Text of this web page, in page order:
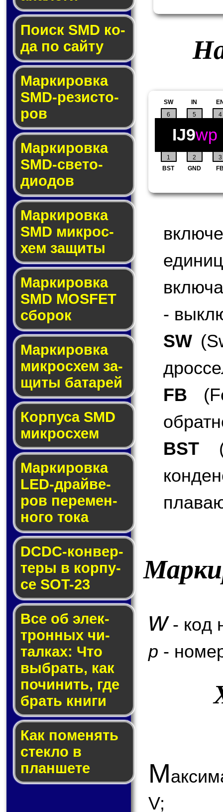
Поиск SMD ко­
да по сай­ту
Маркировка
SMD-ре­зис­то­
ров
Маркировка
SMD-све­то­
дио­дов
Мар­ки­ров­ка
SMD мик­рос­
хем защиты
Мар­ки­ров­ка
SMD MOSFET
сбо­рок
Мар­ки­ров­ка
мик­ро­схем за­
щи­ты ба­та­рей
Корпуса SMD
мик­ро­схем
Маркировка
LED-драй­ве­
ров пе­ре­мен­
но­го то­ка
DCDC-кон­вер­
те­ры в кор­пу­
се SOT-23
Все об элек­
трон­ных чи­
тал­ках: Что
выб­рать, как
по­чи­нить, где
брать кни­ги
Как по­ме­нять
стек­ло в
планшете
1 2 3
4
BST GND
IN
5
6
SW
IJ9wp
-
SW
FB
BST
w- код
p -
М
V;